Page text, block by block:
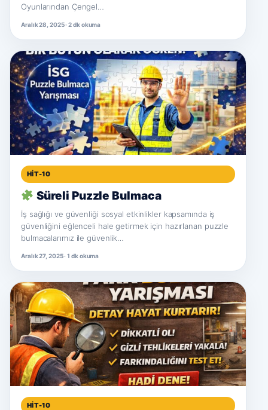
Oyunlarından Çengel…
Aralık 28, 2025 · 2 dk okuma
HIT-10
Süreli Puzzle Bulmaca
İş sağlığı ve güvenliği sosyal etkinlikler kapsamında iş
güvenliğini eğlenceli hale getirmek için hazırlanan puzzle
bulmacalarımız ile güvenlik…
Aralık 27, 2025 · 1 dk okuma
HIT-10